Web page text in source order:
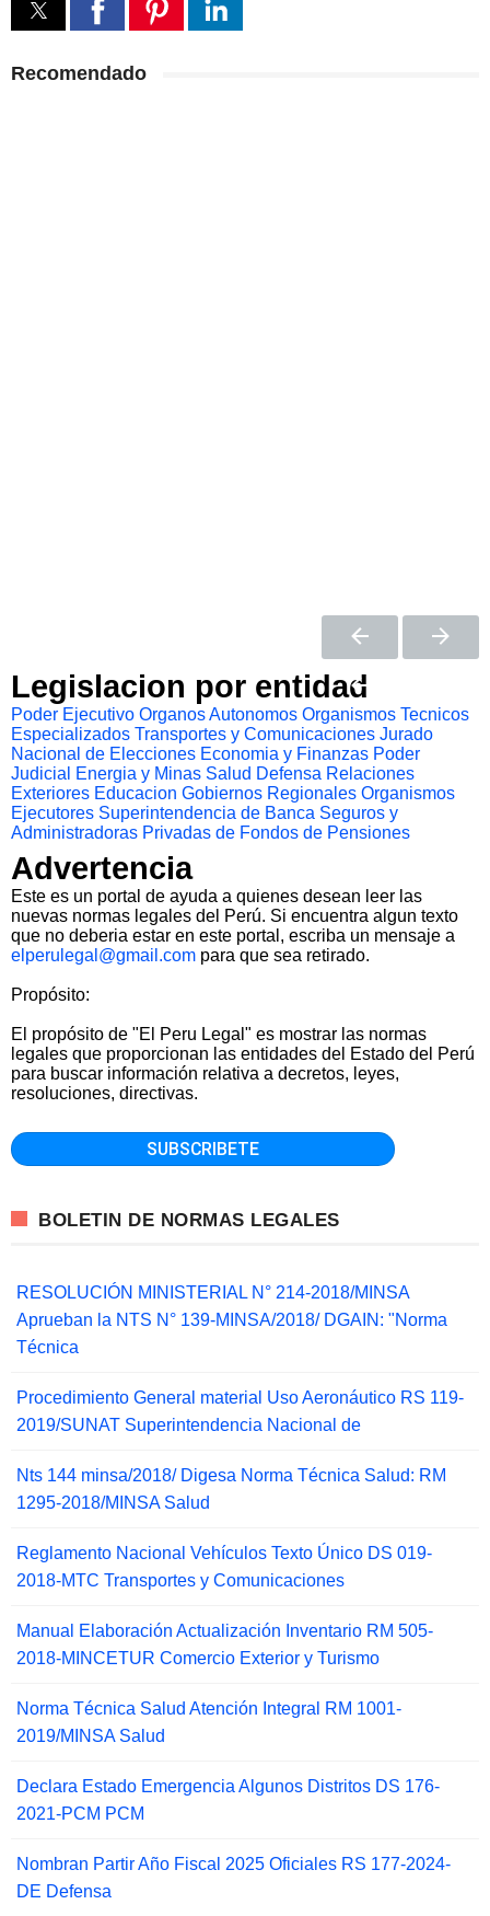
Recomendado
Legislacion por entidad
Poder Ejecutivo Organos Autonomos Organismos Tecnicos
Especializados Transportes y Comunicaciones Jurado
Nacional de Elecciones Economia y Finanzas Poder
Judicial
Energia y Minas Salud Defensa Relaciones
Exteriores Educacion Gobiernos Regionales Organismos
Ejecutores Superintendencia de Banca Seguros y
Administradoras Privadas de Fondos de Pensiones
Advertencia
Este es un portal de ayuda a quienes desean leer las
nuevas normas legales del Perú. Si encuentra algun texto
que no deberia estar en este portal, escriba un mensaje a
elperulegal@gmail.com para que sea retirado.
Propósito:
El propósito de "El Peru Legal" es mostrar las normas
legales que proporcionan las entidades del Estado del Perú
para buscar información relativa a decretos, leyes,
resoluciones, directivas.
BOLETIN DE NORMAS LEGALES
RESOLUCIÓN MINISTERIAL N° 214-2018/MINSA
Aprueban la NTS N° 139-MINSA/2018/ DGAIN: "Norma
Técnica
Procedimiento General material Uso Aeronáutico RS 119-
2019/SUNAT Superintendencia Nacional de
Nts 144 minsa/2018/ Digesa Norma Técnica Salud: RM
1295-2018/MINSA Salud
Reglamento Nacional Vehículos Texto Único DS 019-
2018-MTC Transportes y Comunicaciones
Manual Elaboración Actualización Inventario RM 505-
2018-MINCETUR Comercio Exterior y Turismo
Norma Técnica Salud Atención Integral RM 1001-
2019/MINSA Salud
Declara Estado Emergencia Algunos Distritos DS 176-
2021-PCM PCM
Nombran Partir Año Fiscal 2025 Oficiales RS 177-2024-
DE Defensa